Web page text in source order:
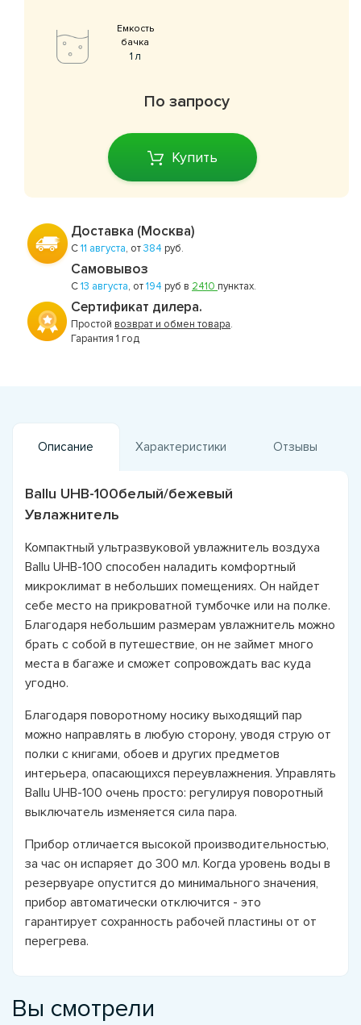
Емкость
бачка
1 л
По запросу
Купить
Доставка (Москва)
С11 августа, от384 руб.
Самовывоз
С13 августа, от194 руб в 2410 пунктах.
Сертификат дилера.
Простой возврат и обмен товара.
Гарантия 1 год
Описание Характеристики Отзывы
Ballu UHB-100белый/бежевый
Увлажнитель
Компактный ультразвуковой увлажнитель воздуха
Ballu UHB-100 способен наладить комфортный
микроклимат в небольших помещениях. Он найдет
себе место на прикроватной тумбочке или на полке.
Благодаря небольшим размерам увлажнитель можно
брать с собой в путешествие, он не займет много
места в багаже и сможет сопровождать вас куда
угодно.
Благодаря поворотному носику выходящий пар
можно направлять в любую сторону, уводя струю от
полки с книгами, обоев и других предметов
интерьера, опасающихся переувлажнения. Управлять
Ballu UHB-100 очень просто: регулируя поворотный
выключатель изменяется сила пара.
Прибор отличается высокой производительностью,
за час он испаряет до 300 мл. Когда уровень воды в
резервуаре опустится до минимального значения,
прибор автоматически отключится - это
гарантирует сохранность рабочей пластины от от
перегрева.
Вы смотрели